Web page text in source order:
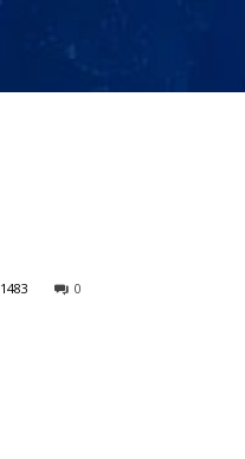
0
1483